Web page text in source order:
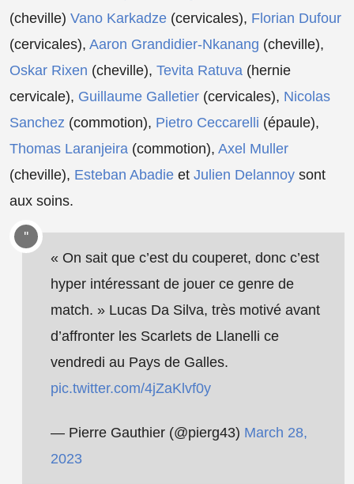
(cheville) Vano Karkadze (cervicales), Florian Dufour
(cervicales), Aaron Grandidier-Nkanang (cheville),
Oskar Rixen (cheville), Tevita Ratuva (hernie
cervicale), Guillaume Galletier (cervicales), Nicolas
Sanchez (commotion), Pietro Ceccarelli (épaule),
Thomas Laranjeira (commotion), Axel Muller
(cheville), Esteban Abadie et Julien Delannoy sont
aux soins.
« On sait que c’est du couperet, donc c’est
hyper intéressant de jouer ce genre de
match. » Lucas Da Silva, très motivé avant
d’affronter les Scarlets de Llanelli ce
vendredi au Pays de Galles.
pic.twitter.com/4jZaKlvf0y
— Pierre Gauthier (@pierg43) March 28,
2023